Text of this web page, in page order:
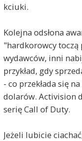
kciuki.
Kolejna odsłona
"hardkorowcy toczą
wydawców, inni
przykład, gdy
- co przekłada się
dolarów. Activision
serię Call of Duty.
Jeżeli lubicie